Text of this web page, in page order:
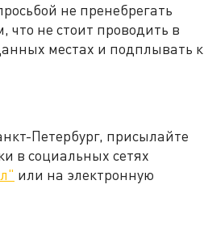
не пренебрегать
не стоит проводить в
местах и подплывать к
Петербург, присылайте
в социальных сетях
или на электронную